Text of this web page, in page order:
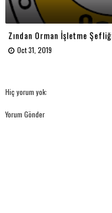
Zından Orman İşletme
Oct 31, 2019
Hiç yorum yok:
Yorum Gönder